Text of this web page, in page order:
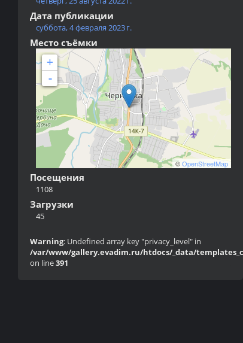
Дата публикации
суббота, 4 февраля 2023 г.
Место съёмки
+
-
©OpenStreetMap
Посещения
1108
Загрузки
45
Warning: Undefined array key "privacy_level" in
/var/www/gallery.evadim.ru/htdocs/_data/templates_c/
on line391